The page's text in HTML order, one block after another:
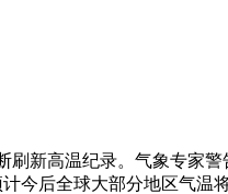
新高温纪录。气象专家
今后全球大部分地区气温